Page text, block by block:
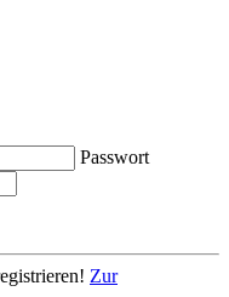
Passwort
Zur